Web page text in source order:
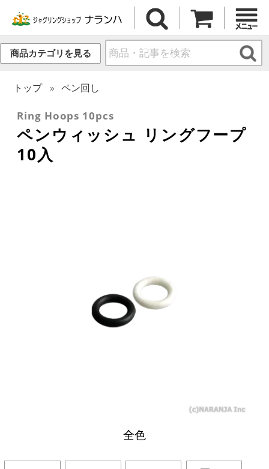
商品カテゴリを見る
トップ ペン回し
Ring Hoops 10pcs
ペンウィッシュ リングフープ
10入
全色